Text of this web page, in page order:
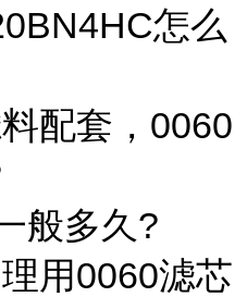
怎么
配套，0060
般多久?
用0060滤芯